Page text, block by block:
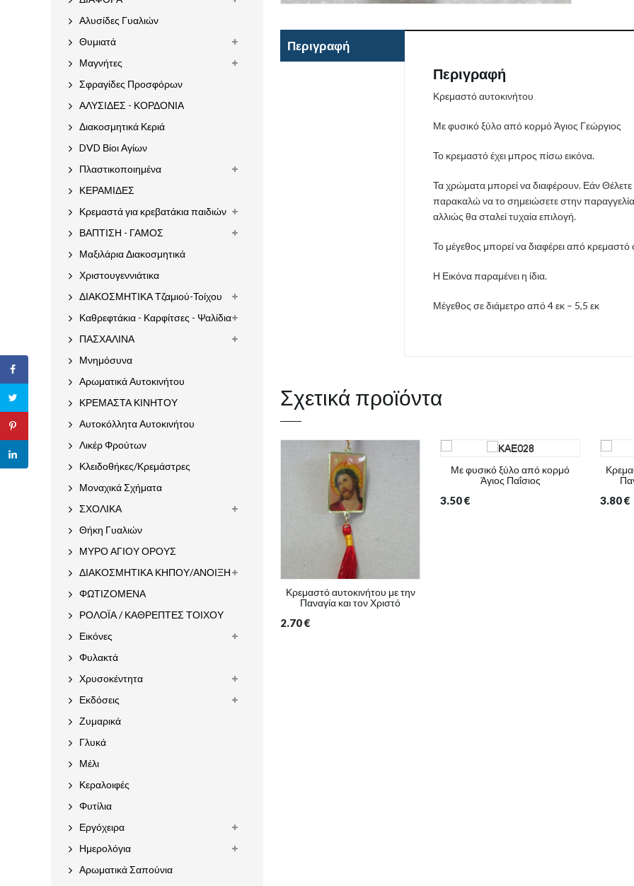
Περιγραφή
Περιγραφή
Κρεμαστό αυτοκινήτου
Με φυσικό ξύλο από κορμό Άγιος Γεώργιος
Το κρεμαστό έχει μπρος πίσω εικόνα.
Τα χρώματα μπορεί να διαφέρουν. Εάν
παρακαλώ να το σημειώσετε στην
αλλιώς θα σταλεί τυχαία επιλογή.
Το μέγεθος μπορεί να διαφέρει από
Η Εικόνα παραμένει η ίδια.
Μέγεθος σε διάμετρο από 4 εκ – 5,5 εκ
Σχετικά προϊόντα
Κρεμαστό αυτοκινήτου με την
Παναγία και τον Χριστό
2.70€
Με φυσικό ξύλο από κορμό
Άγιος Παΐσιος
3.50€ 3.80€
Αλυσίδες Γυαλιών
Θυμιατά
Μαγνήτες
Σφραγίδες Προσφόρων
ΑΛΥΣΙΔΕΣ - ΚΟΡΔΟΝΙΑ
Διακοσμητικά Κεριά
DVD Βίοι Αγίων
Πλαστικοποιημένα
ΚΕΡΑΜΙΔΕΣ
Κρεμαστά για κρεβατάκια παιδιών
ΒΑΠΤΙΣΗ - ΓΑΜΟΣ
Μαξιλάρια Διακοσμητικά
Χριστουγεννιάτικα
ΔΙΑΚΟΣΜΗΤΙΚΑ Τζαμιού-Τοίχου
Καθρεφτάκια - Καρφίτσες - Ψαλίδια
ΠΑΣΧΑΛΙΝΑ
Μνημόσυνα
Αρωματικά Αυτοκινήτου
ΚΡΕΜΑΣΤΑ ΚΙΝΗΤΟΥ
Αυτοκόλλητα Αυτοκινήτου
Λικέρ Φρούτων
Κλειδοθήκες/Κρεμάστρες
Μοναχικά Σχήματα
ΣΧΟΛΙΚΑ
Θήκη Γυαλιών
ΜΥΡΟ ΑΓΙΟΥ ΟΡΟΥΣ
ΔΙΑΚΟΣΜΗΤΙΚΑ ΚΗΠΟΥ/ΑΝΟΙΞΗ
ΦΩΤΙΖΟΜΕΝΑ
ΡΟΛΟΪΑ / ΚΑΘΡΕΠΤΕΣ ΤΟΙΧΟΥ
Εικόνες
Φυλακτά
Χρυσοκέντητα
Εκδόσεις
Ζυμαρικά
Γλυκά
Μέλι
Κεραλοιφές
Φυτίλια
Εργόχειρα
Ημερολόγια
Αρωματικά Σαπούνια